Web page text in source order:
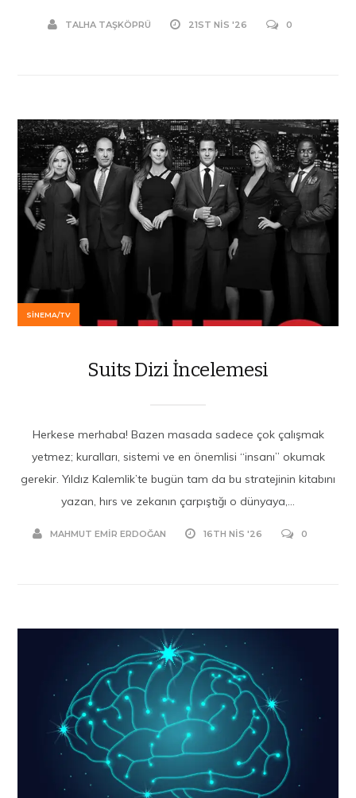
TALHA TAŞKÖPRÜ 21ST NIS '26 0
SINEMA/TV
Suits Dizi İncelemesi
Herkese merhaba! Bazen masada sadece çok çalışmak
yetmez; kuralları, sistemi ve en önemlisi “insanı” okumak
gerekir. Yıldız Kalemlik’te bugün tam da bu stratejinin kitabını
yazan, hırs ve zekanın çarpıştığı o dünyaya,...
MAHMUT EMIR ERDOĞAN 16TH NIS '26 0